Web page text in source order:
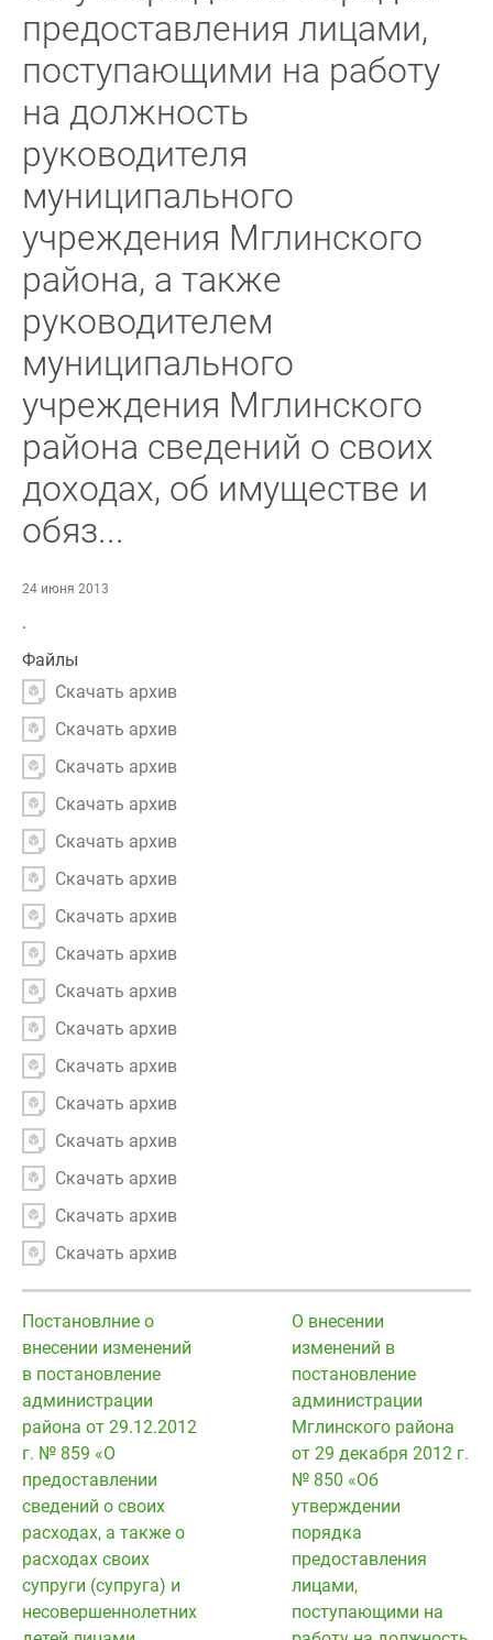
предоставления лицами,
поступающими на работу
на должность
руководителя
муниципального
учреждения Мглинского
района, а также
руководителем
муниципального
учреждения Мглинского
района сведений о своих
доходах, об имуществе и
обяз...
24 июня 2013
.
Файлы
Скачать архив
Скачать архив
Скачать архив
Скачать архив
Скачать архив
Скачать архив
Скачать архив
Скачать архив
Скачать архив
Скачать архив
Скачать архив
Скачать архив
Скачать архив
Скачать архив
Скачать архив
Скачать архив
Постановлние о
внесении изменений
в постановление
администрации
района от 29.12.2012
г. № 859 «О
предоставлении
сведений о своих
расходах, а также о
расходах своих
супруги (супруга) и
несовершеннолетних
О внесении
изменений в
постановление
администрации
Мглинского района
от 29 декабря 2012 г.
№ 850 «Об
утверждении
порядка
предоставления
лицами,
поступающими на